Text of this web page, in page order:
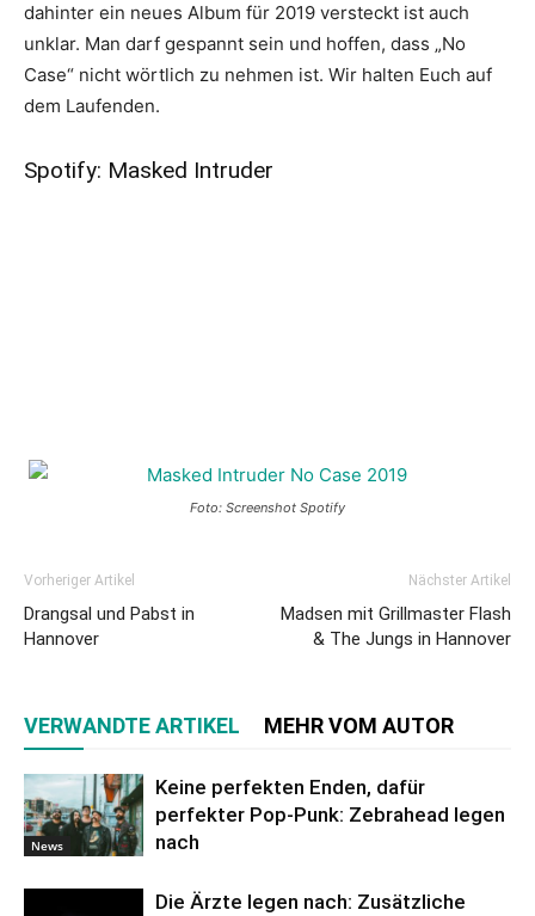
dahinter ein neues Album für 2019 versteckt ist auch
unklar. Man darf gespannt sein und hoffen, dass „No
Case“ nicht wörtlich zu nehmen ist. Wir halten Euch auf
dem Laufenden.
Spotify: Masked Intruder
Foto: Screenshot Spotify
Vorheriger Artikel
Drangsal und Pabst in
Hannover
Nächster Artikel
Madsen mit Grillmaster Flash
& The Jungs in Hannover
VERWANDTE ARTIKEL MEHR VOM AUTOR
News
Keine perfekten Enden, dafür
perfekter Pop-Punk: Zebrahead legen
nach
Die Ärzte legen nach: Zusätzliche